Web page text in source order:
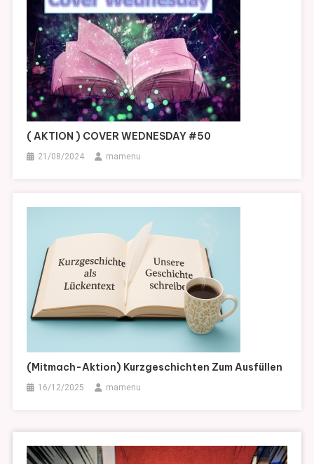
( AKTION ) COVER WEDNESDAY #50
21/08/2024 mamenu
(Mitmach-Aktion) Kurzgeschichten Zum Ausfüllen
16/12/2025 mamenu